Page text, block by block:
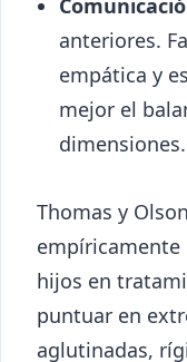
anteriores.
empática y
mejor el
dimensiones.
Thomas y
empíricamente
hijos en
puntuar en
aglutinadas,